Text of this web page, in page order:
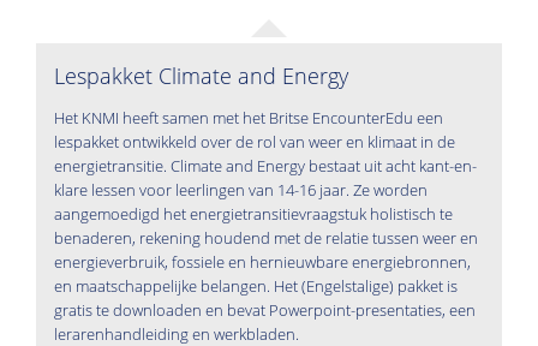
Lespakket Climate and Energy
Het KNMI heeft samen met het Britse EncounterEdu een
lespakket ontwikkeld over de rol van weer en klimaat in de
energietransitie. Climate and Energy bestaat uit acht kant-en-
klare lessen voor leerlingen van 14-16 jaar. Ze worden
aangemoedigd het energietransitievraagstuk holistisch te
benaderen, rekening houdend met de relatie tussen weer en
energieverbruik, fossiele en hernieuwbare energiebronnen,
en maatschappelijke belangen. Het (Engelstalige) pakket is
gratis te downloaden en bevat Powerpoint-presentaties, een
lerarenhandleiding en werkbladen.